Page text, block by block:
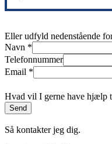
Eller udfyld nedenstående
Navn *
Telefonnummer
Email *
Hvad vil I gerne have hjælp
Send
Så kontakter jeg dig.